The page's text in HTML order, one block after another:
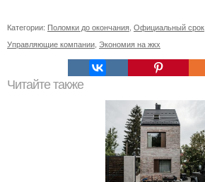
Категории: Поломки до окончания Официальный срок
Управляющие компании Экономия на жкх
Читайте также